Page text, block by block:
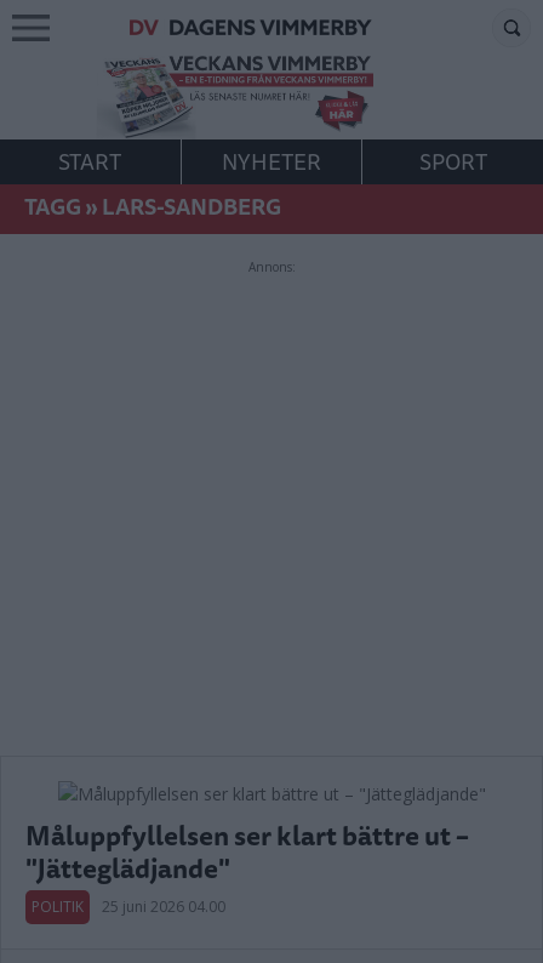
START NYHETER
SPORT
TAGG»LARS-SANDBERG
Annons:
Måluppfyllelsen ser klart bättre ut –
"Jätteglädjande"
POLITIK 25 juni 2026 04.00